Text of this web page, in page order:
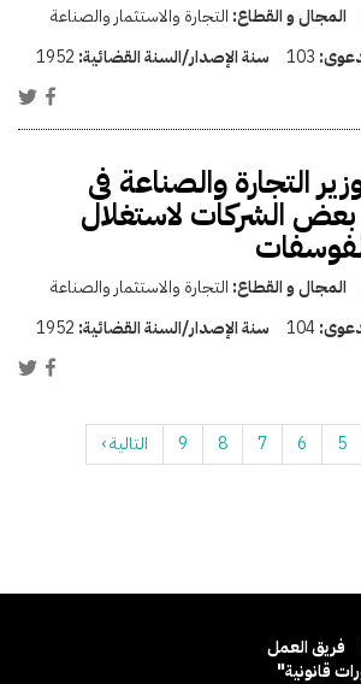
المجال و القطاع: التجارة والاستثمار والصناعة
103 سنة الإصدار/السنة القضائية: 1952
التجارة والصناعة فى
بعض الشركات لاستغلال
المجال و القطاع: التجارة والاستثمار والصناعة
104 سنة الإصدار/السنة القضائية: 1952
5
6
7
8
9
التالية ›
فريق العمل
قانونية"